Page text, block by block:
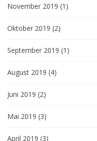
November 2019 (1)
Oktober 2019 (2)
September 2019 (1)
August 2019 (4)
Juni 2019 (2)
Mai 2019 (3)
April 2019 (3)